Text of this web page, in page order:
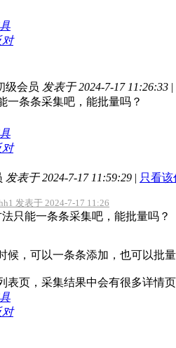
对
级会员 发表于 2024-7-17 11:26:33 |
一条条采集吧，能批量吗？
对
发表于 2024-7-17 11:59:29 | 只看该
发表于 2024-7-17 11:26
只能一条条采集吧，能批量吗？
候，可以一条条添加，也可以批
表页，采集结果中会有很多详情
对